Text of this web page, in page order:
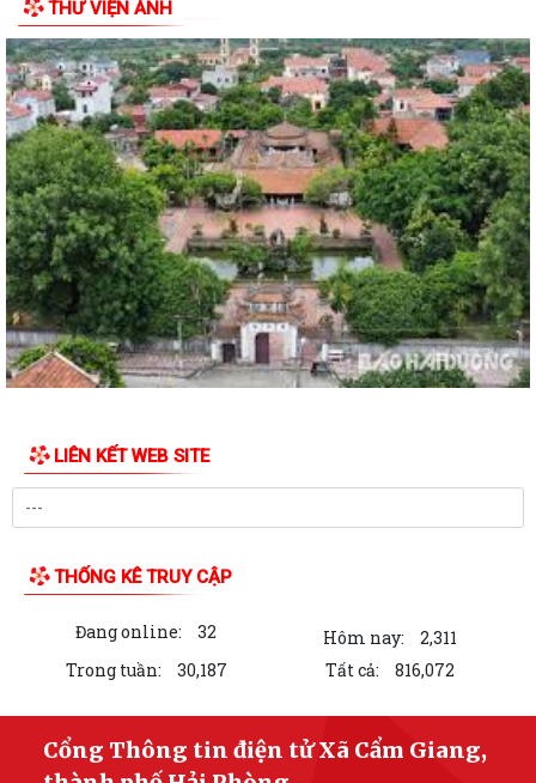
quyền của đồng chí Giám đốc Công...
Đồng chí Nguyễn Ngọc Sơn, đại biểu quốc hội khóa XVI Thăm, tặng quà
gia đình chính sách, người có...
Đồng chí Phạm Văn Mạnh - Bí thư Đảng ủy, Chủ tịch HĐND xã Cẩm
Giang thăm, tặng quà gia đình chính...
Thông tư 14/2026/TT-BYT quy định tiêu chuẩn chẩn đoán và quy
trình xác định nghiện ma túy
Nghị định số 166/2026/NĐ-CP của Chính phủ: Quy định hồ sơ, trình tự,
thủ tục xác định tình trạng...
Xã Cẩm Giang đưa dịch vụ hành chính công đến tận nhà văn hóa thôn
XÃ CẨM GIANG CHI TRẢ HƠN 9 TỶ ĐỒNG TIỀN BỒI THƯỜNG, HỖ TRỢ
CHO 07 HỘ GIA ĐÌNH THỰC HIỆN DỰ ÁN KHU...
CSXH
Xã Cẩm Giang thăm, tặng quà gia đình chính sách, người có công
nhân kỷ niệm 79 năm Ngày Thương binh...
UBND xã Về việc niêm yết, công khai danh...
THƯ VIỆN ẢNH
LIÊN KẾT WEB SITE
THỐNG KÊ TRUY CẬP
Đang online: 32 Hôm nay:
2,311
Trong tuần:
30,187 Tất cả: 816,072
Cổng Thông tin điện tử Xã Cẩm Giang,